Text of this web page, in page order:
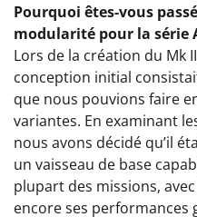
Pourquoi êtes-vous
modularité pour la série
Lors de la création du Mk
conception initial
que nous pouvions faire
variantes. En examinant
nous avons décidé qu’il
un vaisseau de base
plupart des missions,
encore ses performances